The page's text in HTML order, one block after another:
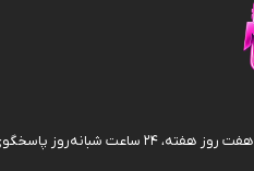
هفت روز هفته، ۲۴ ساعت شبانه‌روز پاسخگوی شما هستیم.